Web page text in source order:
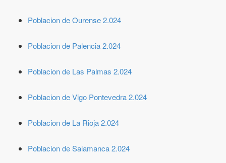
Poblacion de Ourense 2.024
Poblacion de Palencia 2.024
Poblacion de Las Palmas 2.024
Poblacion de Vigo Pontevedra 2.024
Poblacion de La Rioja 2.024
Poblacion de Salamanca 2.024